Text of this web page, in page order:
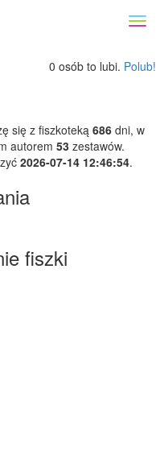
0 osób to lubi. Polub!
się z fiszkoteką 686 dni, w
autorem 53 zestawów.
2026-07-14 12:46:54.
fiszki